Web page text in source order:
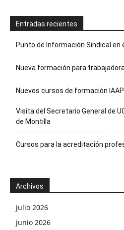
Entradas recientes
Punto de Información Sindical en
Nueva formación para
Nuevos cursos de formación
Visita del Secretario General de
de Montilla
Cursos para la acreditación
Archivos
julio 2026
junio 2026